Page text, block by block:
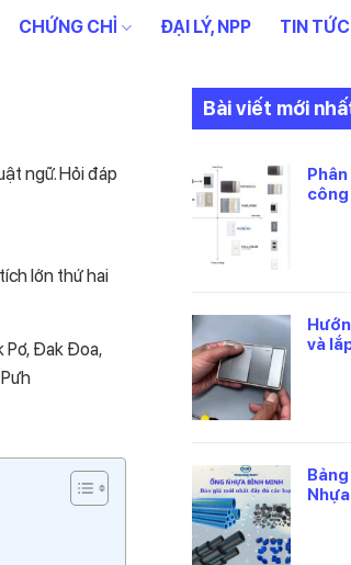
CHỨNG CHỈ ĐẠI LÝ, NPP TIN TỨC
ngữ. Hỏi đáp
lớn thứ hai
Pơ, Đak Đoa,
Bài viết mới
công
và